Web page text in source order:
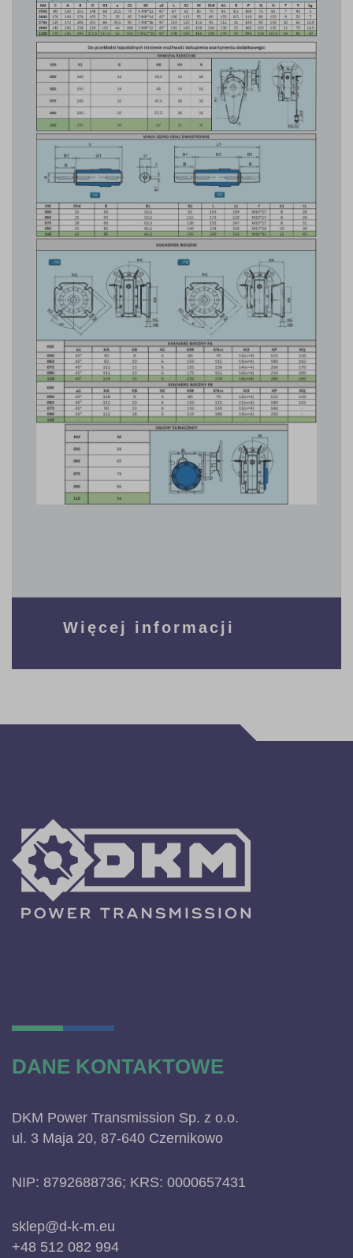
Więcej informacji
DANE KONTAKTOWE
DKM Power Transmission Sp. z o.o.
ul. 3 Maja 20, 87-640 Czernikowo
NIP: 8792688736; KRS: 0000657431
sklep@d-k-m.eu
+48 512 082 994